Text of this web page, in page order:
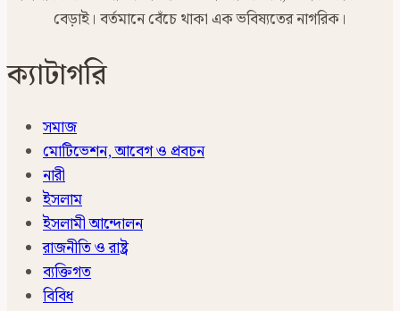
বেড়াই। বর্তমানে বেঁচে থাকা এক ভবিষ্যতের নাগরিক।
ক্যাটাগরি
সমাজ
মোটিভেশন, আবেগ ও প্রবচন
নারী
ইসলাম
ইসলামী আন্দোলন
রাজনীতি ও রাষ্ট্র
ব্যক্তিগত
বিবিধ